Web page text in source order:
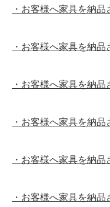
・お客様へ家具を納
・お客様へ家具を納
・お客様へ家具を納
・お客様へ家具を納
・お客様へ家具を納
・お客様へ家具を納